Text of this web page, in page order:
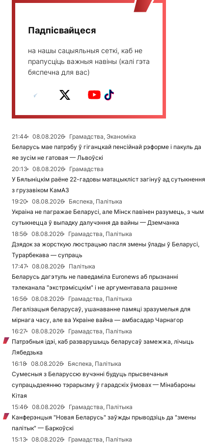
Падпісвайцеся
на нашы сацыяльныя сеткі, каб не
прапусціць важныя навіны (калі гэта
бяспечна для вас)
21:44 08.08.2026
Грамадства, Эканоміка
Беларусь мае патрэбу ў гіганцкай пенсійнай рэформе і пакуль да
яе зусім не гатовая — Львоўскі
20:13
08.08.2026
Грамадства
У Бялыніцкім раёне 22-гадовы матацыкліст загінуў ад сутыкнення
з грузавіком КамАЗ
19:20
08.08.2026
Бяспека, Палітыка
Украіна не пагражае Беларусі, але Мінск павінен разумець, з чым
сутыкнецца ў выпадку далучэння да вайны — Дземчанка
18:56
08.08.2026
Грамадства, Палітыка
Дзядок за жорсткую люстрацыю пасля змены ўлады ў Беларусі,
Турарбекава — супраць
17:47
08.08.2026
Палітыка
Беларусь дагэтуль не паведаміла Euronews аб прызнанні
тэлеканала "экстрэмісцкім" і не аргументавала рашэнне
16:56
08.08.2026
Грамадства, Палітыка
Легалізацыя беларусаў, ушанаванне памяці зразумелыя для
мірнага часу, але ва Украіне вайна — амбасадар Чарнагор
16:27
08.08.2026
Грамадства, Палітыка
Патрэбныя ідэі, каб разварушыць беларусаў замежжа, лічыць
Лябедзька
16:18
08.08.2026
Бяспека, Палітыка
Сумесныя з Беларуссю вучэнні будуць прысвечаныя
супрацьдзеянню тэрарызму ў гарадскіх ўмовах — Мінабароны
Кітая
15:46
08.08.2026
Грамадства, Палітыка
Канферэнцыя "Новая Беларусь" заўжды прыводзіць да "змены
палітык" — Баркоўскі
15:13
08.08.2026
Грамадства, Палітыка